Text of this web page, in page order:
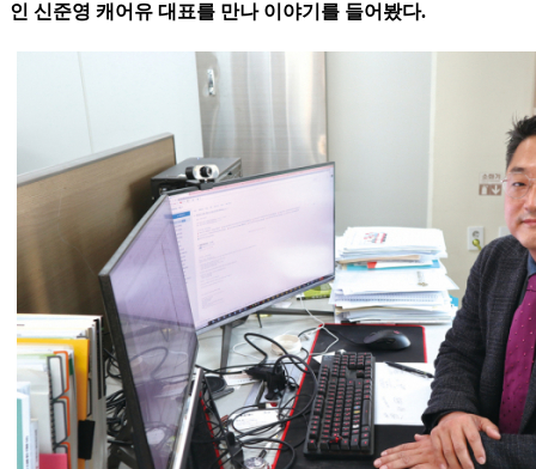
인 신준영 캐어유 대표를 만나 이야기를 들어봤다.